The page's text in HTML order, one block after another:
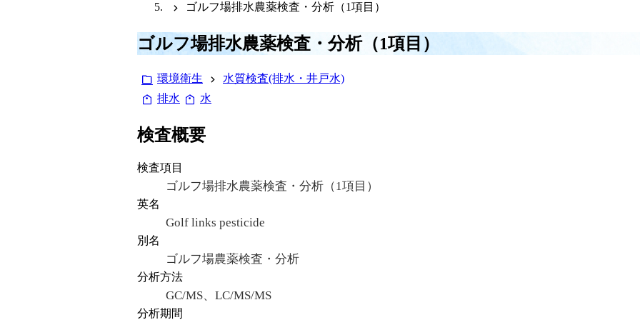
ゴルフ場排水農薬検査・分析（1項目）
ゴルフ場排水農薬検査・分析（1項目）
環境衛生
水質検査(排水・井戸水)
排水
水
検査概要
検査項目
ゴルフ場排水農薬検査・分析（1項目）
英名
Golf links pesticide
別名
ゴルフ場農薬検査・分析
分析方法
GC/MS、LC/MS/MS
分析期間